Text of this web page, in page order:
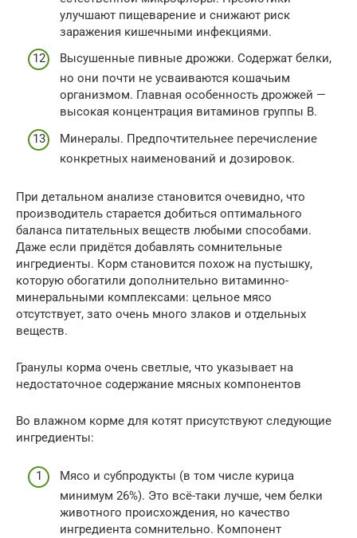
улучшают пищеварение и снижают риск
заражения кишечными инфекциями.
Высушенные пивные дрожжи. Содержат белки,
но они почти не усваиваются кошачьим
организмом. Главная особенность дрожжей —
высокая концентрация витаминов группы B.
Минералы. Предпочтительнее перечисление
конкретных наименований и дозировок.
При детальном анализе становится очевидно, что
производитель старается добиться оптимального
баланса питательных веществ любыми способами.
Даже если придётся добавлять сомнительные
ингредиенты. Корм становится похож на пустышку,
которую обогатили дополнительно витаминно-
минеральными комплексами: цельное мясо
отсутствует, зато очень много злаков и отдельных
веществ.
Гранулы корма очень светлые, что указывает на
недостаточное содержание мясных компонентов
Во влажном корме для котят присутствуют следующие
ингредиенты:
Мясо и субпродукты (в том числе курица
минимум 26%). Это всё-таки лучше, чем белки
животного происхождения, но качество
ингредиента сомнительно. Компонент